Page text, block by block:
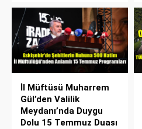
İl Müftüsü Muharrem
Gül’den Valilik
Meydanı’nda Duygu
Dolu 15 Temmuz Duası